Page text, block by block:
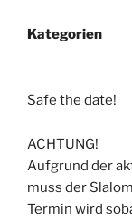
Kategorien
Safe the date!
ACHTUNG!
Aufgrund der
muss der
Termin wird